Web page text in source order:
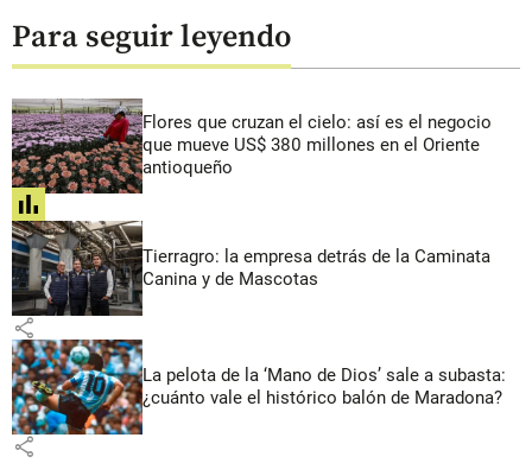
Para seguir leyendo
Flores que cruzan el cielo: así es el negocio
que mueve US$ 380 millones en el Oriente
antioqueño
share
Tierragro: la empresa detrás de la Caminata
Canina y de Mascotas
share
La pelota de la ‘Mano de Dios’ sale a subasta:
¿cuánto vale el histórico balón de Maradona?
share